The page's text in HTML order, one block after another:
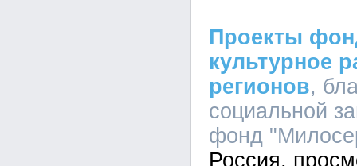
Проекты
культурное
регионов,
социальной
фонд
Россия